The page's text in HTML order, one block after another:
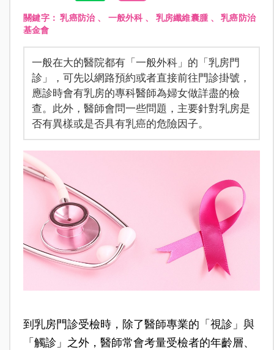
關鍵字：乳癌防治、 一般外科 、 乳房纖維囊腫 、乳癌防治
基金會
一般在大的醫院都有「一般外科」的「乳房門
診」，可先以網路預約或者直接前往門診掛號，
應診時會有乳房的專科醫師為婦女做詳盡的檢
查。此外，醫師會問一些問題，主要針對乳房是
否有異樣或是否具有乳癌的危險因子。
到乳房門診受檢時，除了醫師專業的「視診」與
「觸診」之外，醫師常會考量受檢者的年齡層、